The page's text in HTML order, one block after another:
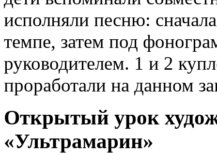
исполняли песню:
темпе, затем под
руководителем. 1 и 2
проработали на данном
Открытый урок
«Ультрамарин»